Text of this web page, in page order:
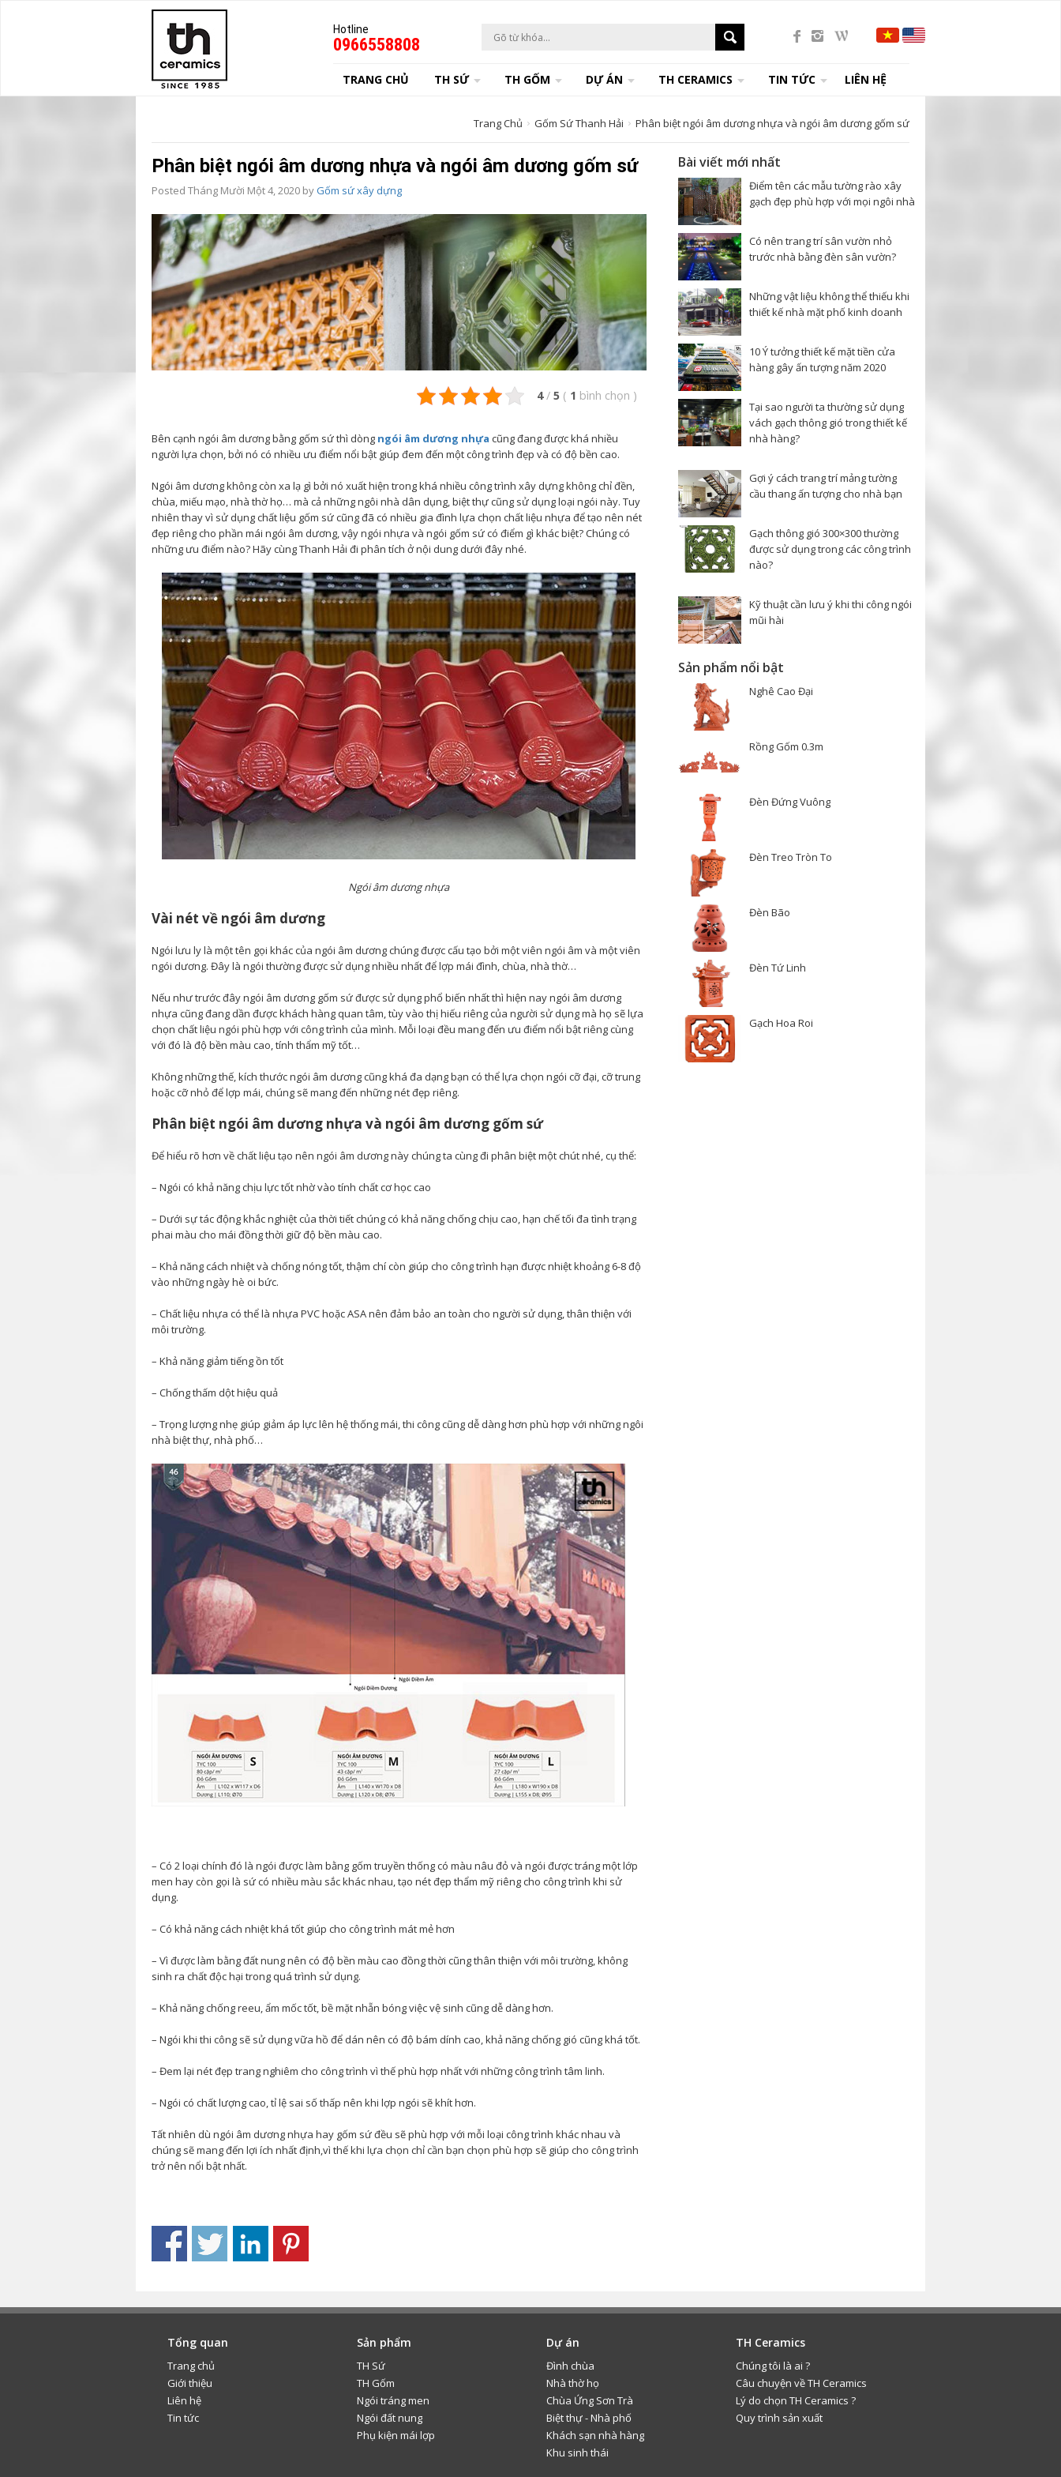
Hotline
0966558808
TRANG CHỦ TH SỨ TH GỐM DỰ ÁN TH CERAMICS TIN TỨC LIÊN HỆ
Trang Chủ Gốm Sứ Thanh Hải Phân biệt ngói âm dương nhựa và ngói âm dương gốm sứ
Phân biệt ngói âm dương nhựa và ngói âm dương gốm sứ
Posted Tháng Mười Một 4, 2020 byGốm sứ xây dựng
4 / 5 ( 1 bình chọn )
Bên cạnh ngói âm dương bằng gốm sứ thì dòng ngói âm dương nhựa cũng đang được khá nhiều
người lựa chọn, bởi nó có nhiều ưu điểm nổi bật giúp đem đến một công trình đẹp và có độ bền cao.
Ngói âm dương không còn xa lạ gì bởi nó xuất hiện trong khá nhiều công trình xây dựng không chỉ đền,
chùa, miếu mạo, nhà thờ họ… mà cả những ngôi nhà dân dụng, biệt thự cũng sử dụng loại ngói này. Tuy
nhiên thay vì sử dụng chất liệu gốm sứ cũng đã có nhiều gia đình lựa chọn chất liệu nhựa để tạo nên nét
đẹp riêng cho phần mái ngói âm dương, vậy ngói nhựa và ngói gốm sứ có điểm gì khác biệt? Chúng có
những ưu điểm nào? Hãy cùng Thanh Hải đi phân tích ở nội dung dưới đây nhé.
Ngói âm dương nhựa
Vài nét về ngói âm dương
Ngói lưu ly là một tên gọi khác của ngói âm dương chúng được cấu tạo bởi một viên ngói âm và một viên
ngói dương. Đây là ngói thường được sử dụng nhiều nhất để lợp mái đình, chùa, nhà thờ…
Nếu như trước đây ngói âm dương gốm sứ được sử dụng phổ biến nhất thì hiện nay ngói âm dương
nhựa cũng đang dần được khách hàng quan tâm, tùy vào thị hiếu riêng của người sử dụng mà họ sẽ lựa
chọn chất liệu ngói phù hợp với công trình của mình. Mỗi loại đều mang đến ưu điểm nổi bật riêng cùng
với đó là độ bền màu cao, tính thẩm mỹ tốt…
Không những thế, kích thước ngói âm dương cũng khá đa dạng bạn có thể lựa chọn ngói cỡ đại, cỡ trung
hoặc cỡ nhỏ để lợp mái, chúng sẽ mang đến những nét đẹp riêng.
Phân biệt ngói âm dương nhựa và ngói âm dương gốm sứ
Để hiểu rõ hơn về chất liệu tạo nên ngói âm dương này chúng ta cùng đi phân biệt một chút nhé, cụ thể:
– Ngói có khả năng chịu lực tốt nhờ vào tính chất cơ học cao
– Dưới sự tác động khắc nghiệt của thời tiết chúng có khả năng chống chịu cao, hạn chế tối đa tình trạng
phai màu cho mái đồng thời giữ độ bền màu cao.
– Khả năng cách nhiệt và chống nóng tốt, thậm chí còn giúp cho công trình hạn được nhiệt khoảng 6-8 độ
vào những ngày hè oi bức.
– Chất liệu nhựa có thể là nhựa PVC hoặc ASA nên đảm bảo an toàn cho người sử dụng, thân thiện với
môi trường.
– Khả năng giảm tiếng ồn tốt
– Chống thấm dột hiệu quả
– Trọng lượng nhẹ giúp giảm áp lực lên hệ thống mái, thi công cũng dễ dàng hơn phù hợp với những ngôi
nhà biệt thự, nhà phố…
– Có 2 loại chính đó là ngói được làm bằng gốm truyền thống có màu nâu đỏ và ngói được tráng một lớp
men hay còn gọi là sứ có nhiều màu sắc khác nhau, tạo nét đẹp thẩm mỹ riêng cho công trình khi sử
dụng.
– Có khả năng cách nhiệt khá tốt giúp cho công trình mát mẻ hơn
– Vì được làm bằng đất nung nên có độ bền màu cao đồng thời cũng thân thiện với môi trường, không
sinh ra chất độc hại trong quá trình sử dụng.
– Khả năng chống reeu, ẩm mốc tốt, bề mặt nhẵn bóng việc vệ sinh cũng dễ dàng hơn.
– Ngói khi thi công sẽ sử dụng vữa hồ để dán nên có độ bám dính cao, khả năng chống gió cũng khá tốt.
– Đem lại nét đẹp trang nghiêm cho công trình vì thế phù hợp nhất với những công trình tâm linh.
– Ngói có chất lượng cao, tỉ lệ sai số thấp nên khi lợp ngói sẽ khít hơn.
Tất nhiên dù ngói âm dương nhựa hay gốm sứ đều sẽ phù hợp với mỗi loại công trình khác nhau và
chúng sẽ mang đến lợi ích nhất định,vì thế khi lựa chọn chỉ cần bạn chọn phù hợp sẽ giúp cho công trình
trở nên nổi bật nhất.
Bài viết mới nhất
Điểm tên các mẫu tường rào xây
gạch đẹp phù hợp với mọi ngôi nhà
Có nên trang trí sân vườn nhỏ
trước nhà bằng đèn sân vườn?
Những vật liệu không thể thiếu khi
thiết kế nhà mặt phố kinh doanh
10 Ý tưởng thiết kế mặt tiền cửa
hàng gây ấn tượng năm 2020
Tại sao người ta thường sử dụng
vách gạch thông gió trong thiết kế
nhà hàng?
Gợi ý cách trang trí mảng tường
cầu thang ấn tượng cho nhà bạn
Gạch thông gió 300×300 thường
được sử dụng trong các công trình
nào?
Kỹ thuật cần lưu ý khi thi công ngói
mũi hài
Sản phẩm nổi bật
Nghê Cao Đại
Rồng Gốm 0.3m
Đèn Đứng Vuông
Đèn Treo Tròn To
Đèn Bão
Đèn Tứ Linh
Gạch Hoa Roi
Tổng quan
Trang chủ
Giới thiệu
Liên hệ
Tin tức
Sản phẩm
TH Sứ
TH Gốm
Ngói tráng men
Ngói đất nung
Phụ kiện mái lợp
Dự án
Đình chùa
Nhà thờ họ
Chùa Ứng Sơn Trà
Biệt thự - Nhà phố
Khách sạn nhà hàng
Khu sinh thái
TH Ceramics
Chúng tôi là ai ?
Câu chuyện về TH Ceramics
Lý do chọn TH Ceramics ?
Quy trình sản xuất